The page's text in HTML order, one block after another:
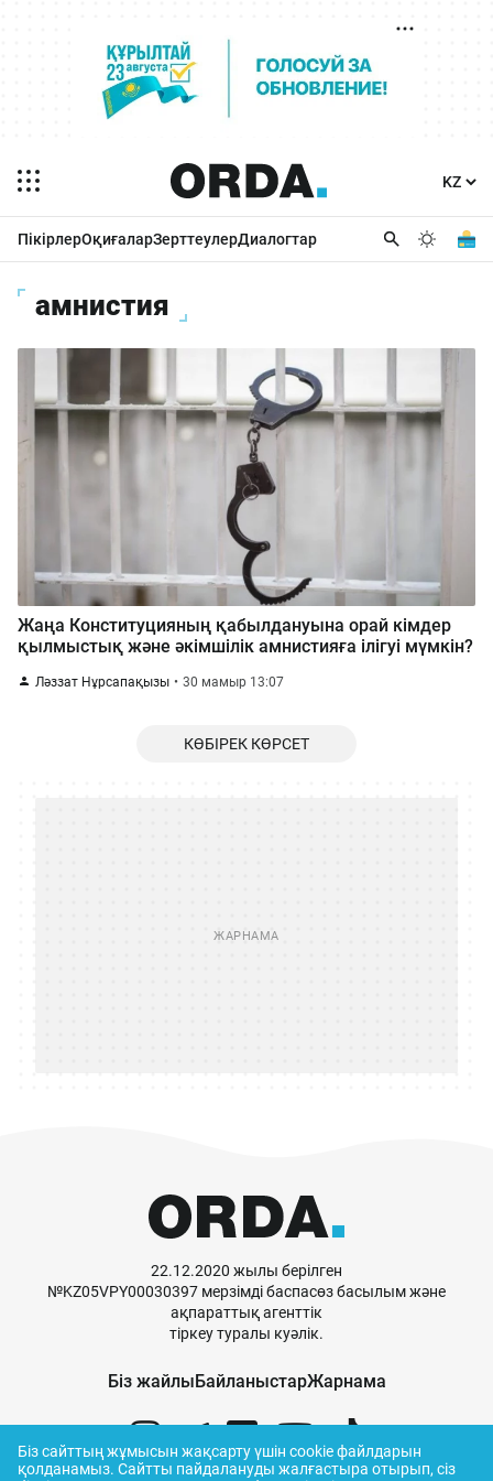
ПікірлерОқиғаларЗерттеулерДиалогтар
амнистия
Жаңа Конституцияның қабылдануына орай кімдер
қылмыстық және әкімшілік амнистияға ілігуі мүмкін?
Ләззат Нұрсапақызы 30 мамыр 13:07
КӨБІРЕК КӨРСЕТ
22.12.2020 жылы берілген
№KZ05VPY00030397 мерзімді баспасөз басылым және
ақпараттық агенттік
тіркеу туралы куәлік.
Біз жайлыБайланыстарЖарнама
Біз сайттың жұмысын жақсарту үшін cookie файлдарын
қолданамыз. Сайтты пайдалануды жалғастыра отырып, сіз